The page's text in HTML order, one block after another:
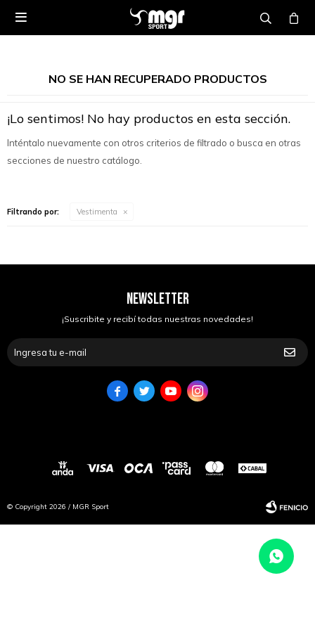

NO SE HAN RECUPERADO PRODUCTOS
¡Lo sentimos! No hay productos en esta sección.
Inténtalo nuevamente con otros criterios de filtrado o busca en otras
secciones de nuestro catálogo.
Filtrando por: Vestimenta
NEWSLETTER
¡Suscribite y recibí todas nuestras novedades!
   
© Copyright 2026 / MGR Sport